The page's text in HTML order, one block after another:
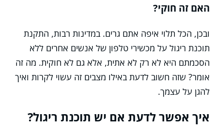
האם זה חוקי?
ובכן, הכל תלוי איפה אתם גרים. במדינות רבות, התקנת
תוכנת ריגול על מכשירי טלפון של אנשים אחרים ללא
הסכמתם היא לא רק לא אתית, אלא גם לא חוקית. מה זה
אומר? שזה חשוב לדעת באילו מצבים זה עשוי לקרות ואיך
להגן על עצמך.
איך אפשר לדעת אם יש תוכנת ריגול?